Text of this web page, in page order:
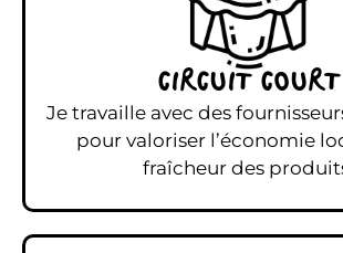
CIRCUIT COURT
Je travaille avec des
pour valoriser l’économie
fraîcheur des